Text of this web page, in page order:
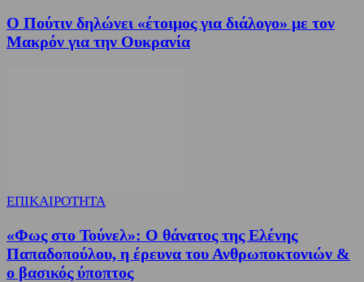
Ο Πούτιν δηλώνει «έτοιμος για διάλογο» με τον
Μακρόν για την Ουκρανία
ΕΠΙΚΑΙΡΟΤΗΤΑ
«Φως στο Τούνελ»: Ο θάνατος της Ελένης
Παπαδοπούλου, η έρευνα του Ανθρωποκτονιών &
ο βασικός ύποπτος